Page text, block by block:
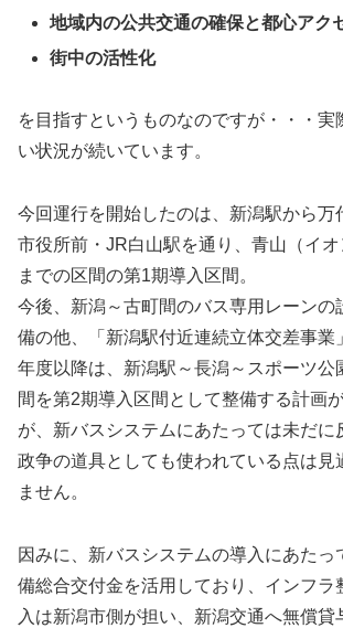
地域内の公共交通の確保と都心アク
街中の活性化
を目指すというものなのですが・・・実
い状況が続いています。
今回運行を開始したのは、新潟駅から万
市役所前・JR白山駅を通り、青山（イオ
までの区間の第1期導入区間。
今後、新潟～古町間のバス専用レーンの
備の他、「新潟駅付近連続立体交差事業
年度以降は、新潟駅～長潟～スポーツ公
間を第2期導入区間として整備する計画
が、新バスシステムにあたっては未だに
政争の道具としても使われている点は見
ません。
因みに、新バスシステムの導入にあたっ
備総合交付金を活用しており、インフラ
入は新潟市側が担い、新潟交通へ無償貸